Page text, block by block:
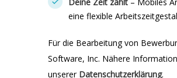
eine flexible
Für die Bearbeitung von
Software, Inc. Nähere
unserer Datenschutzerklärung.